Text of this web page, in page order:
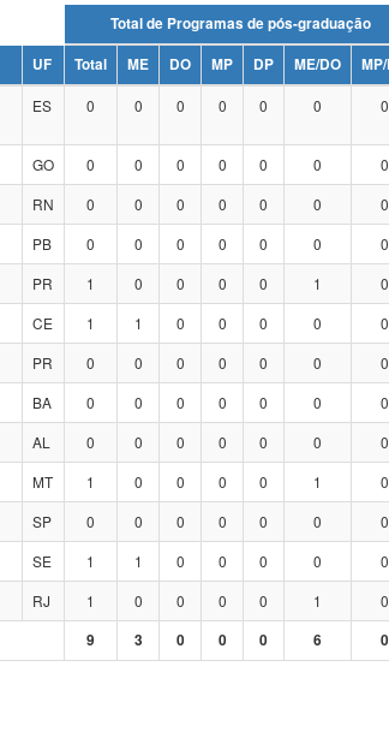
Total de Programas de pós-graduação
UF Total ME DO MP DP ME/DO
ES 0 0 0 0 0 0 0
GO 0 0 0 0 0 0 0
RN 0 0 0 0 0 0 0
PB 0 0 0 0 0 0 0
PR 1 0 0 0 0 1 0
CE 1 1 0 0 0 0 0
PR 0 0 0 0 0 0 0
BA 0 0 0 0 0 0 0
AL 0 0 0 0 0 0 0
MT 1 0 0 0 0 1 0
SP 0 0 0 0 0 0 0
SE 1 1 0 0 0 0 0
RJ 1 0 0 0 0 1 0
9 3 0 0 0 6 0